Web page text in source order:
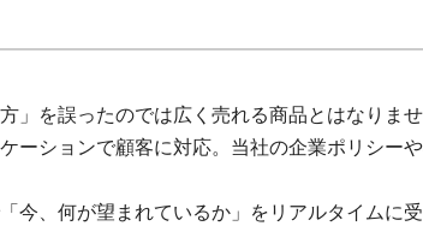
」を誤ったのでは広く売れる商品とはなりま
ーションで顧客に対応。当社の企業ポリシー
、何が望まれているか」をリアルタイムに受